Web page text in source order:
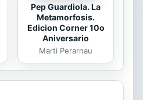
Pep Guardiola. La
Metamorfosis.
Edicion Corner 10o
Aniversario
Marti Perarnau